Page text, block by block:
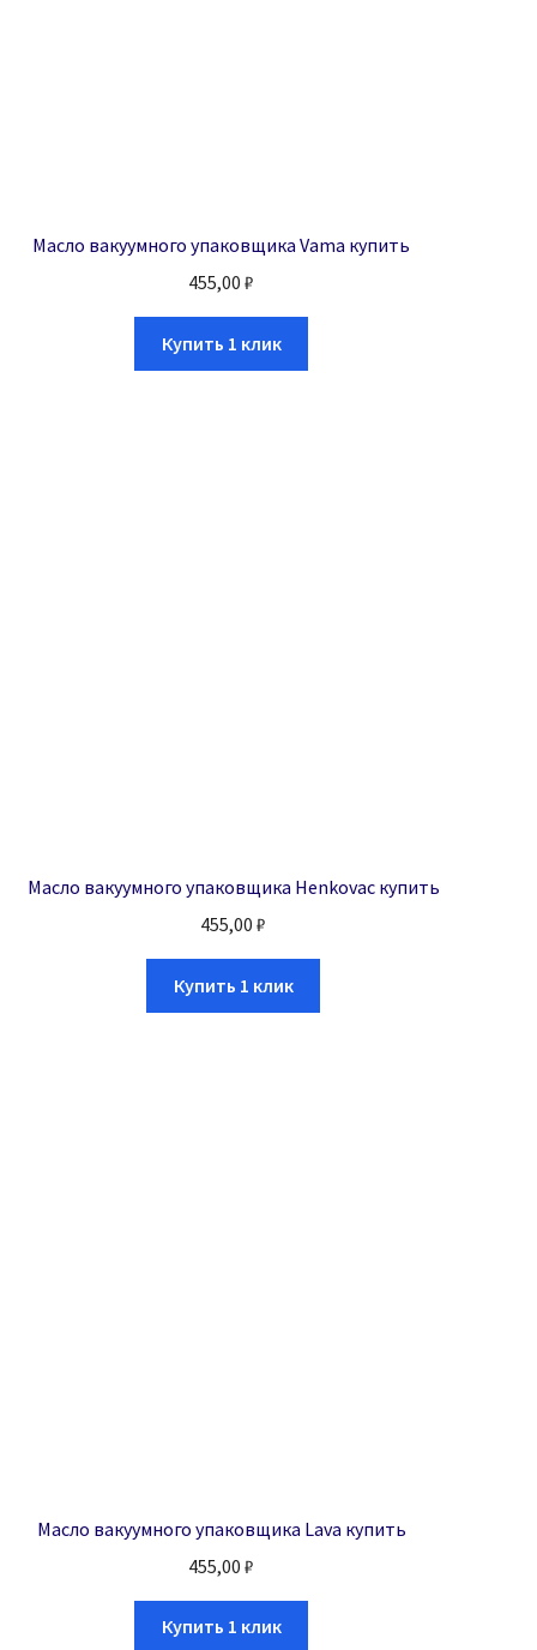
Масло вакуумного упаковщика Vama купить
455,00₽
Купить 1 клик
Масло вакуумного упаковщика Henkovac купить
455,00₽
Купить 1 клик
Масло вакуумного упаковщика Lava купить
455,00₽
Купить 1 клик